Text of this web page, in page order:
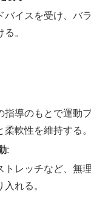
バイスを受け、バ
。
指導のもとで運動
柔軟性を維持する。
:
トレッチなど、無
れる。